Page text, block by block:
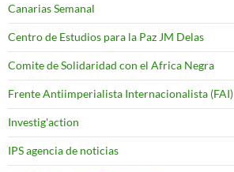
Canarias Semanal
Centro de Estudios para la Paz JM Delas
Comite de Solidaridad con el Africa Negra
Frente Antiimperialista Internacionalista (FAI)
Investig'action
IPS agencia de noticias